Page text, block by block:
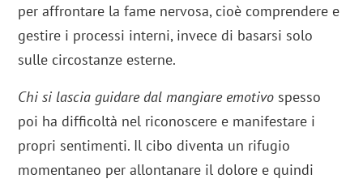
per affrontare la fame nervosa, cioè comprendere e
gestire i processi interni, invece di basarsi solo
sulle circostanze esterne.
Chi si lascia guidare dal mangiare emotivo spesso
poi ha difficoltà nel riconoscere e manifestare i
propri sentimenti. Il cibo diventa un rifugio
momentaneo per allontanare il dolore e quindi